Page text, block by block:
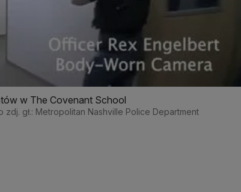
w The Covenant School
zdj. gł.: Metropolitan Nashville Police Department